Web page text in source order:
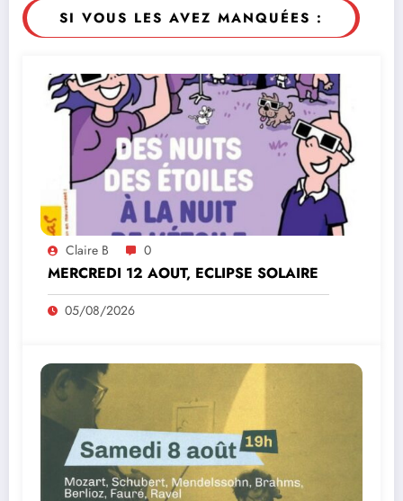
SI VOUS LES AVEZ MANQUÉES :
Claire B 0
MERCREDI 12 AOUT, ECLIPSE SOLAIRE
05/08/2026